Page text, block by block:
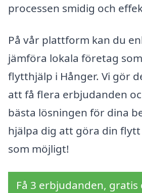
processen smidig och
På vår plattform kan du
jämföra lokala företag
flytthjälp i Hånger. Vi gör
att få flera erbjudanden
bästa lösningen för dina
hjälpa dig att göra din
som möjligt!
Få 3 erbjudanden, gratis